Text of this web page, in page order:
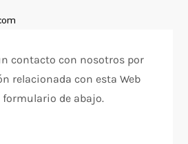
contacto con nosotros por
relacionada con esta Web
de abajo.